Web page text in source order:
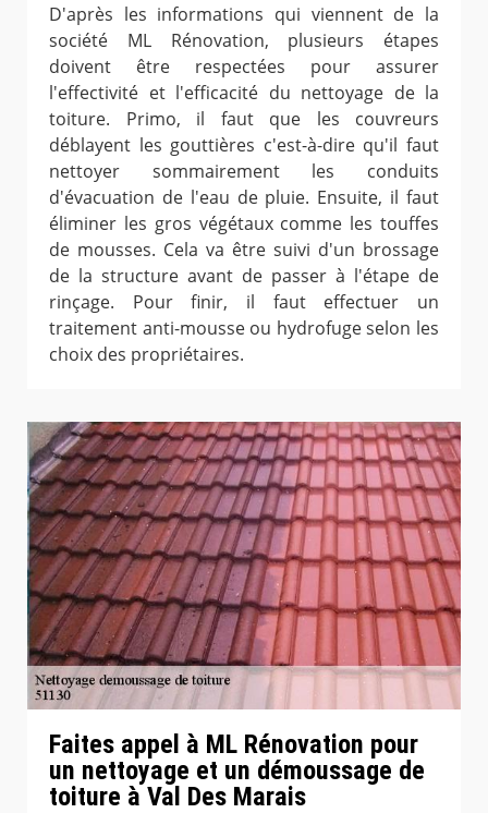
D'après les informations qui viennent de la
société ML Rénovation, plusieurs étapes
doivent être respectées pour assurer
l'effectivité et l'efficacité du nettoyage de la
toiture. Primo, il faut que les couvreurs
déblayent les gouttières c'est-à-dire qu'il faut
nettoyer sommairement les conduits
d'évacuation de l'eau de pluie. Ensuite, il faut
éliminer les gros végétaux comme les touffes
de mousses. Cela va être suivi d'un brossage
de la structure avant de passer à l'étape de
rinçage. Pour finir, il faut effectuer un
traitement anti-mousse ou hydrofuge selon les
choix des propriétaires.
Faites appel à ML Rénovation pour
un nettoyage et un démoussage de
toiture à Val Des Marais